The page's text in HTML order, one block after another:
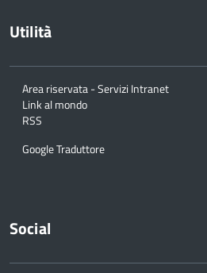
Utilità
Area riservata - Servizi Intranet
Link al mondo
RSS
Google Traduttore
Social